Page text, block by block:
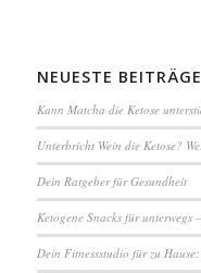
NEUESTE BEITRÄGE
Kann Matcha die Ketose
Unterbricht Wein die Ketose?
Dein Ratgeber für Gesundheit
Ketogene Snacks für
Dein Fitnessstudio für zu